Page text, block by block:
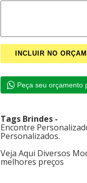
Peça seu orçamento
Tags Brindes -
Encontre
Personalizados.
Veja Aqui Diversos
melhores preços